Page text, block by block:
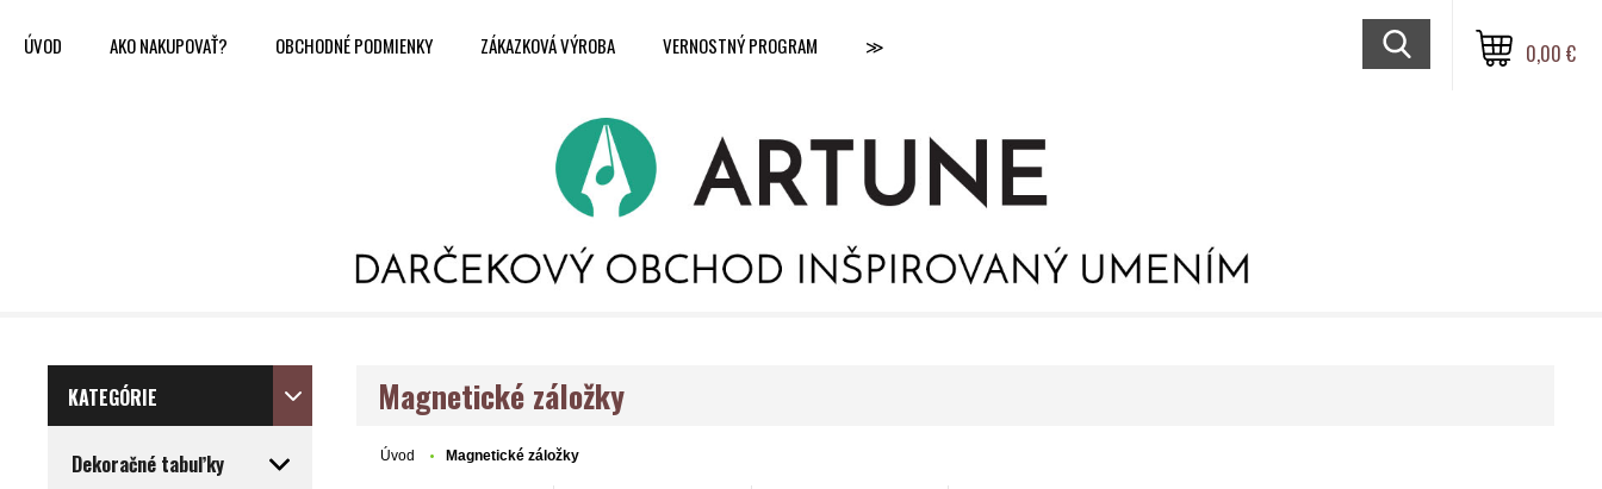
ÚVOD AKO NAKUPOVAŤ? OBCHODNÉ PODMIENKY ZÁKAZKOVÁ VÝROBA VERNOSTNÝ PROGRAM ≫ 0,00 €
KATEGÓRIE
Dekoračné tabuľky
Magnetické záložky
Úvod Magnetické záložky